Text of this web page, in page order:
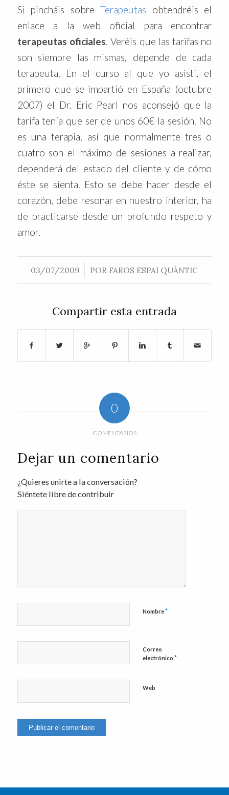
Si pincháis sobreTerapeutas obtendréis el
enlace a la web oficial para encontrar
terapeutas oficiales. Veréis que las tarifas no
son siempre las mismas, depende de cada
terapeuta. En el curso al que yo asistí, el
primero que se impartió en España (octubre
2007) el Dr. Eric Pearl nos aconsejó que la
tarifa tenía que ser de unos 60€ la sesión. No
es una terapia, así que normalmente tres o
cuatro son el máximo de sesiones a realizar,
dependerá del estado del cliente y de cómo
éste se sienta. Esto se debe hacer desde el
corazón, debe resonar en nuestro interior, ha
de practicarse desde un profundo respeto y
amor.
03/07/2009
/ POR FAROS ESPAI QUÀNTIC
Compartir esta entrada
0
COMENTARIOS
Dejar un comentario
¿Quieres unirte a la conversación?
Siéntete libre de contribuir
Nombre*
Correo
electrónico *
Web